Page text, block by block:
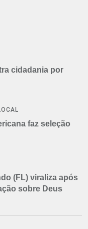
cidadania por
faz seleção
(FL) viraliza após
sobre Deus